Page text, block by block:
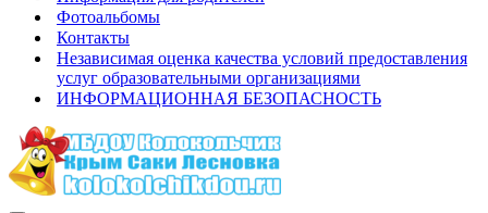
Фотоальбомы
Контакты
Независимая оценка качества условий предоставления
услуг образовательными организациями
ИНФОРМАЦИОННАЯ БЕЗОПАСНОСТЬ